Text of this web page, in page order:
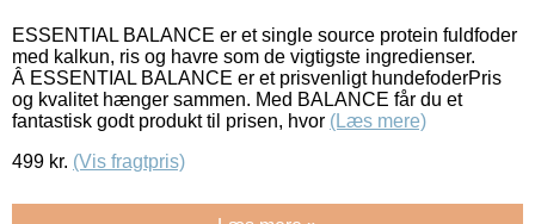
ESSENTIAL BALANCE er et single source protein fuldfoder
med kalkun, ris og havre som de vigtigste ingredienser.
Â ESSENTIAL BALANCE er et prisvenligt hundefoderPris
og kvalitet hænger sammen. Med BALANCE får du et
fantastisk godt produkt til prisen, hvor (Læs mere)
499 kr. (Vis fragtpris)